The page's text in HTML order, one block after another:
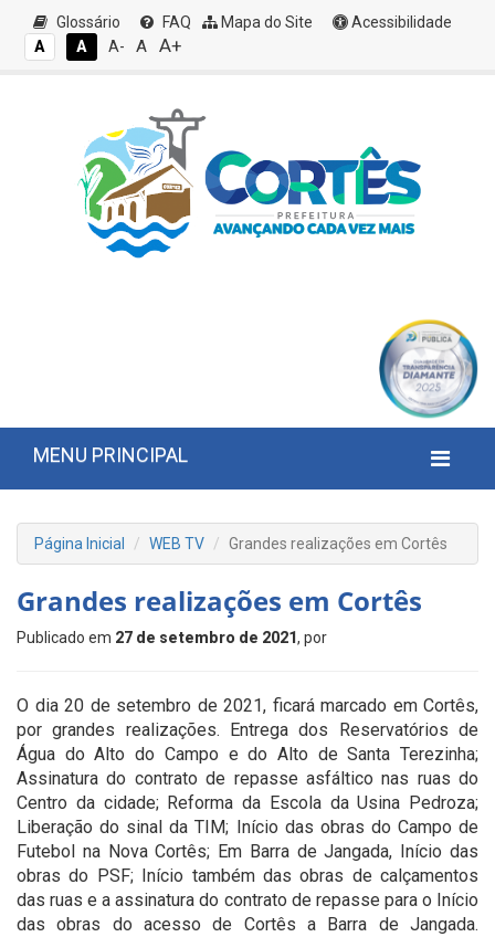
Glossário FAQ Mapa do Site
Acessibilidade
A
A A- A A+
MENU PRINCIPAL
Página Inicial WEB TV Grandes realizações em Cortês
Grandes realizações em Cortês
Publicado em 27 de setembro de 2021, por
O dia 20 de setembro de 2021, ficará marcado em Cortês,
por grandes realizações. Entrega dos Reservatórios de
Água do Alto do Campo e do Alto de Santa Terezinha;
Assinatura do contrato de repasse asfáltico nas ruas do
Centro da cidade; Reforma da Escola da Usina Pedroza;
Liberação do sinal da TIM; Início das obras do Campo de
Futebol na Nova Cortês; Em Barra de Jangada, Início das
obras do PSF; Início também das obras de calçamentos
das ruas e a assinatura do contrato de repasse para o Início
das obras do acesso de Cortês a Barra de Jangada.